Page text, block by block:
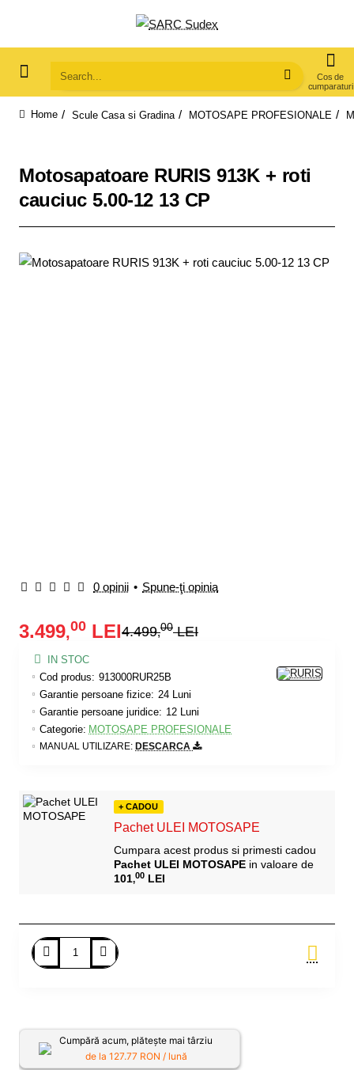
Search...
Scule Casa si Gradina MOTOSAPE PROFESIONALE
Motosapatoare RURIS 913K + roti
cauciuc 5.00-12 13 CP
0 opinii • Spune-ţi opinia
3.499,00 LEI4.499,00LEI
IN STOC
Cod produs: 913000RUR25B
Garantie persoane fizice: 24 Luni
MANUAL UTILIZARE: DESCARCA
Garantie persoane juridice: 12 Luni
Categorie: MOTOSAPE PROFESIONALE
+ CADOU
Pachet ULEI MOTOSAPE
Cumpara acest produs si primesti cadou
Pachet ULEI MOTOSAPE in valoare de
101,00 LEI
Cumpără acum, plătește mai târziu
de la 127.77RON / lună